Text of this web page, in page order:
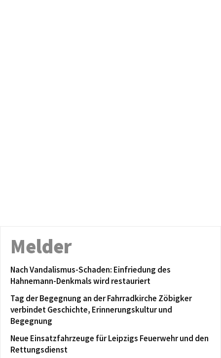
Melder
Nach Vandalismus-Schaden: Einfriedung des
Hahnemann-Denkmals wird restauriert
Tag der Begegnung an der Fahrradkirche Zöbigker
verbindet Geschichte, Erinnerungskultur und
Begegnung
Neue Einsatzfahrzeuge für Leipzigs Feuerwehr und den
Rettungsdienst